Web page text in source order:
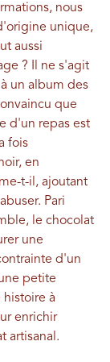
nous
unique,
aussi
? Il ne s'agit
un album des
que
d'un repas est
fois
en
t-il, ajoutant
Pari
le chocolat
une
d'un
petite
histoire à
enrichir
artisanal.